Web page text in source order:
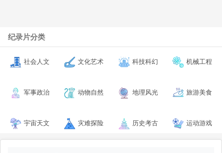
纪录片分类
社会人文 文化艺术 科技科幻 机械工程
军事政治 动物自然 地理风光 旅游美食
宇宙天文 灾难探险 历史考古 运动游戏